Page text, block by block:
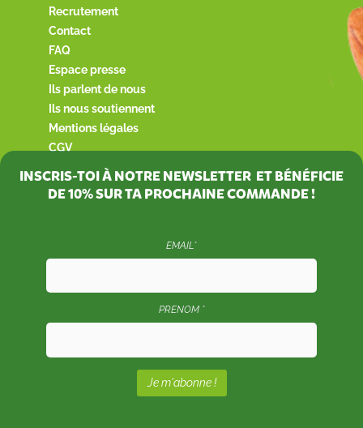
Recrutement
Contact
FAQ
Espace presse
Ils parlent de nous
Ils nous soutiennent
Mentions légales
CGV
INSCRIS-TOI À NOTRE NEWSLETTER ET BÉNÉFICIE
DE10%SUR TA PROCHAINE COMMANDE !
EMAIL*
PRENOM *